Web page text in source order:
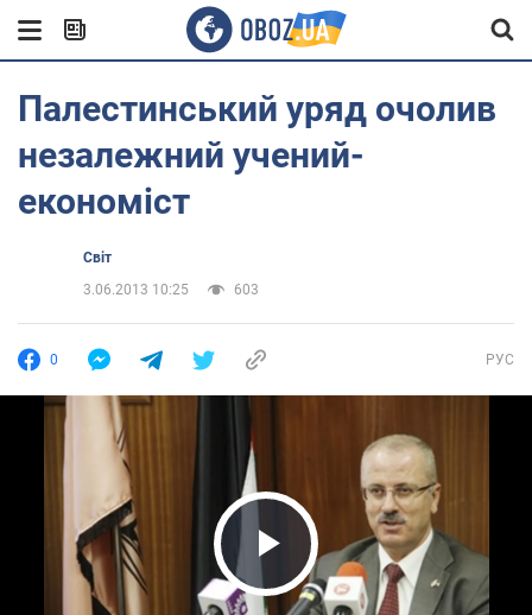
Палестинський уряд очолив
незалежний учений-
економіст
Світ
3.06.2013 10:25
603
0 РУС
Play Video